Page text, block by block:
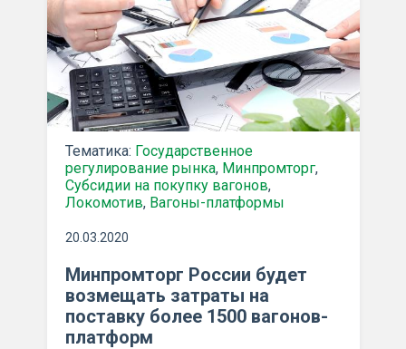
Тематика: Государственное
регулирование рынка, Минпромторг,
Субсидии на покупку вагонов,
Локомотив, Вагоны-платформы
20.03.2020
Минпромторг России будет
возмещать затраты на
поставку более 1500 вагонов-
платформ